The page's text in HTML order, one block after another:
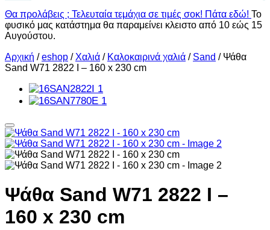
Θα προλάβεις ; Τελευταία τεμάχια σε τιμές σοκ! Πάτα εδώ! Το
φυσικό μας κατάστημα θα παραμείνει κλειστο από 10 εώς 15
Αυγούστου.
Αρχική /eshop / Χαλιά / Καλοκαιρινά χαλιά / Sand / Ψάθα
Sand W71 2822 I – 160 x 230 cm
Ψάθα Sand W71 2822 I –
160 x 230 cm